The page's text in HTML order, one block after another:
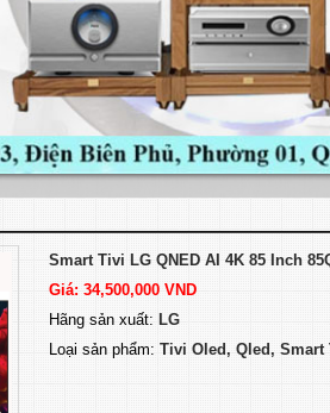
Smart Tivi LG QNED AI 4K 85 Inch
Giá: 34,500,000 VND
Hãng sản xuất: LG
Loại sản phẩm: Tivi Oled, Qled, Smart